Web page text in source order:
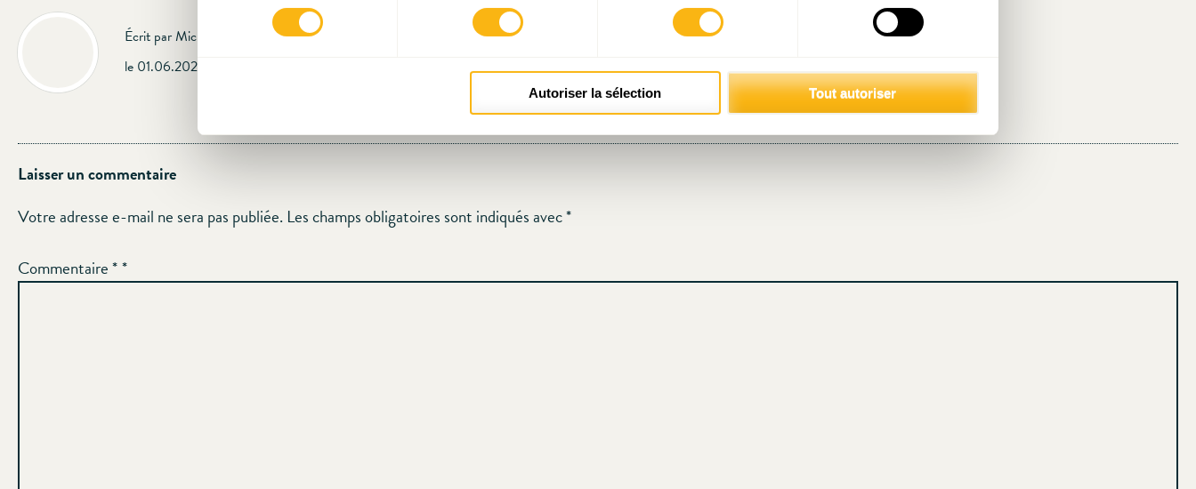
consentement
Autoriser la sélection Tout autoriser
Écrit par Michel - Edouard Ruben
le 01.06.2026
Prendre contact avec Michel - Edouard Ruben
Laisser un commentaire
Votre adresse e-mail ne sera pas publiée. Les champs obligatoires sont indiqués avec*
Commentaire*